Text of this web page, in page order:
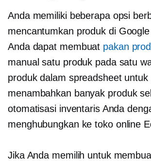
Anda memiliki beberapa opsi
mencantumkan produk di
Anda dapat membuat pakan
manual satu produk pada satu
produk dalam spreadsheet untuk
menambahkan banyak produk
otomatisasi inventaris Anda
menghubungkan ke toko online
Jika Anda memilih untuk